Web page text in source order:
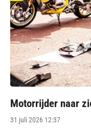
Motorrijder naar
Posted
31 juli 2026 12:37